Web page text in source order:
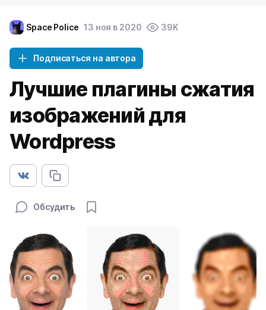
Space Police 13 ноя в 2020 39K
Подписаться на автора
Лучшие плагины сжатия
изображений для
Wordpress
Обсудить